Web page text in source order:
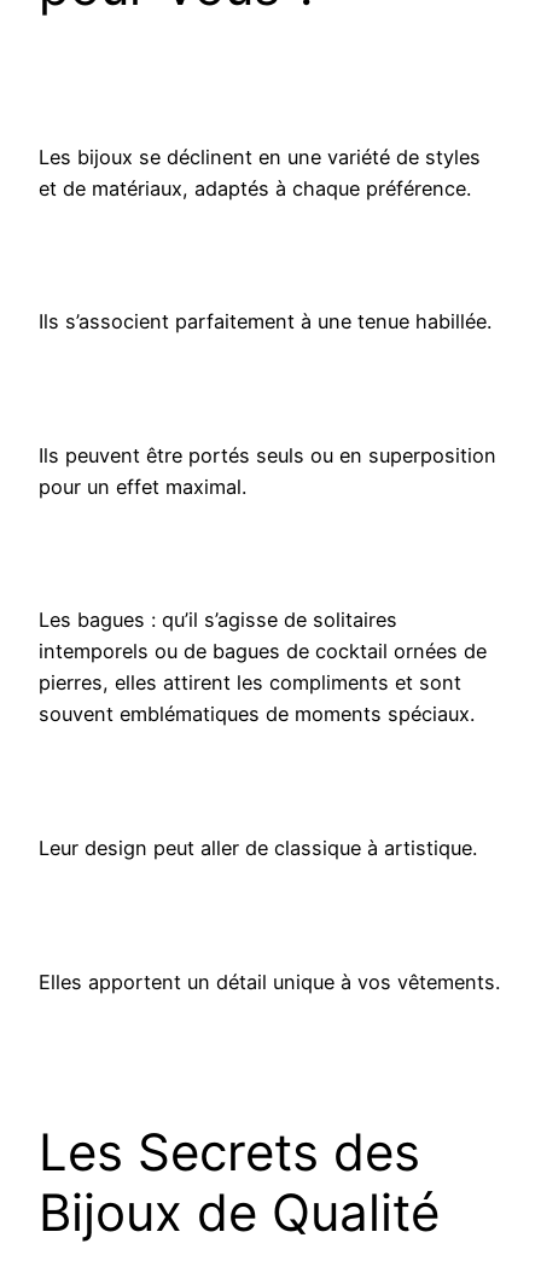
Les bijoux se déclinent en une variété de styles
et de matériaux, adaptés à chaque préférence.
Ils s’associent parfaitement à une tenue habillée.
Ils peuvent être portés seuls ou en superposition
pour un effet maximal.
Les bagues : qu’il s’agisse de solitaires
intemporels ou de bagues de cocktail ornées de
pierres, elles attirent les compliments et sont
souvent emblématiques de moments spéciaux.
Leur design peut aller de classique à artistique.
Elles apportent un détail unique à vos vêtements.
Les Secrets des
Bijoux de Qualité